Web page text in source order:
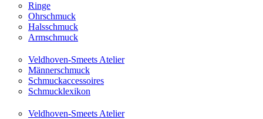
Ringe
Ohrschmuck
Halsschmuck
Armschmuck
Veldhoven-Smeets Atelier
Männerschmuck
Schmuckaccessoires
Schmucklexikon
Veldhoven-Smeets Atelier